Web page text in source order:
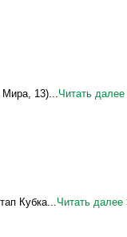
Мира, 13)...Читать далее
Кубка...Читать далее